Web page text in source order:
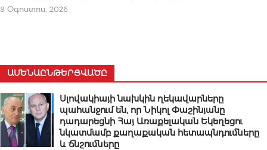
8 Օգոստոս, 2026
ԱՄԵՆԱԸՆԹԵՐՑՎԱԾԸ
Սլովակիայի նախկին ղեկավարները
պահանջում են, որ Նիկոլ Փաշինյանը
դադարեցնի Հայ Առաքելական Եկեղեցու
նկատմամբ քաղաքական հետապնդումները
և ճնշումները